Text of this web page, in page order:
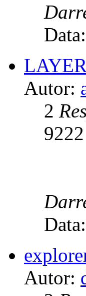
Autor:
2
9222
Autor: